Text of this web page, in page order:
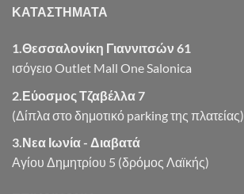
ΚΑΤΑΣΤΗΜΑΤΑ
1.Θεσσαλονίκη Γιαννιτσών 61
ισόγειο Outlet Mall One Salonica
2.Εύοσμος Τζαβέλλα 7
(Δίπλα στο δημοτικό parking της πλατείας)
3.Νεα Ιωνία - Διαβατά
Αγίου Δημητρίου 5 (δρόμος Λαϊκής)